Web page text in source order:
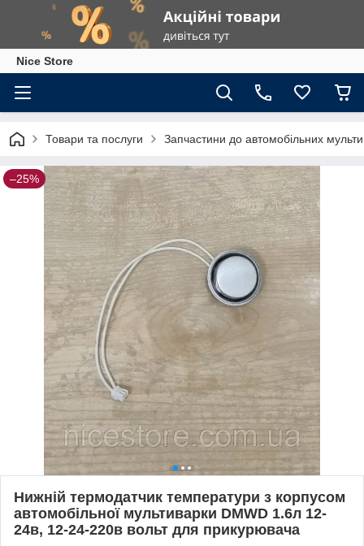
Nice Store
Товари та послуги Запчастини до автомобільних
–25%
Нижній термодатчик температури з корпусом
автомобільної мультиварки DMWD 1.6л 12-
24в, 12-24-220в вольт для прикурювача